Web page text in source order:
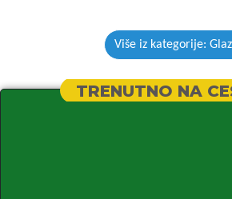
Više iz kategorije:
TRENUTNO NA